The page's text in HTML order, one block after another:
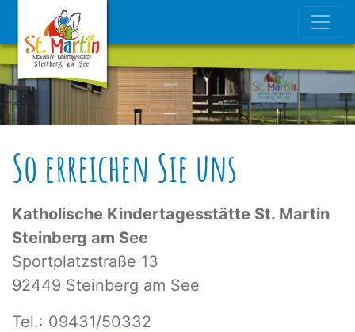
So erreichen Sie uns
Katholische Kindertagesstätte St. Martin
Steinberg am See
Sportplatzstraße 13
92449 Steinberg am See
Tel.: 09431/50332